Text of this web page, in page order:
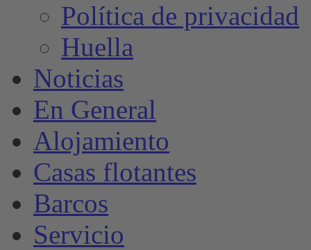
Política de privacidad
Huella
Noticias
En General
Alojamiento
Casas flotantes
Barcos
Servicio